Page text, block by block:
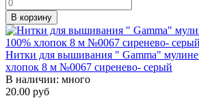
В корзину
Нитки для вышивания " Gamma" мулине
хлопок 8 м №0067 сиренево- серый
В наличии: много
20.00 руб